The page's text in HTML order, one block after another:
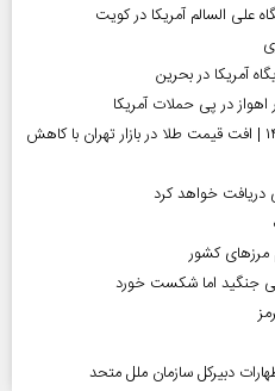
علی السالم آمریکا در کویت
آمریکا در بحرین
در پی حملات آمریکا
قیمت طلا و سکه امروز ۱۱ مرداد ۱۴۰۵ | افت قیمت طلا در بازار تهران با کاهش
دریافت خواهد کرد
جنگید اما شکست خورد
دبیرکل سازمان ملل متحد